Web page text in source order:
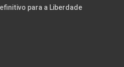
para a Liberdade